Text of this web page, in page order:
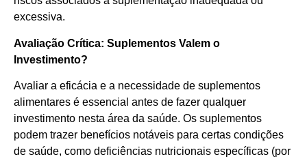
excessiva.
Avaliação Crítica: Suplementos Valem o
Investimento?
Avaliar a eficácia e a necessidade de suplementos
alimentares é essencial antes de fazer qualquer
investimento nesta área da saúde. Os suplementos
podem trazer benefícios notáveis para certas condições
de saúde, como deficiências nutricionais específicas (por